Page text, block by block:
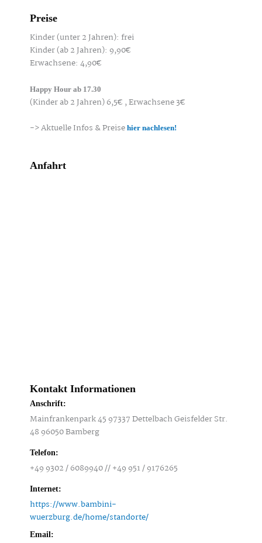
Preise
Kinder (unter 2 Jahren): frei
Kinder (ab 2 Jahren): 9,90€
Erwachsene: 4,90€
Happy Hour ab 17.30
(Kinder ab 2 Jahren) 6,5€ , Erwachsene 3€
-> Aktuelle Infos & Preisehier nachlesen!
Anfahrt
Kontakt Informationen
Anschrift:
Mainfrankenpark 45 97337 Dettelbach Geisfelder Str.
48 96050 Bamberg
Telefon:
+49 9302 / 6089940 // +49 951 / 9176265
Internet:
https://www.bambini-
wuerzburg.de/home/standorte/
Email: